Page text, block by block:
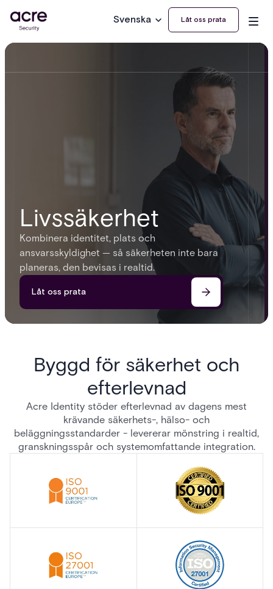
Svenska Låt oss prata
Livssäkerhet
Kombinera identitet, plats och
ansvarsskyldighet — så säkerheten inte bara
planeras, den bevisas i realtid.
Låt oss prata
Byggd för säkerhet och
efterlevnad
Acre Identity stöder efterlevnad av dagens mest
krävande säkerhets-, hälso- och
beläggningsstandarder - levererar mönstring i realtid,
granskningsspår och systemomfattande integration.